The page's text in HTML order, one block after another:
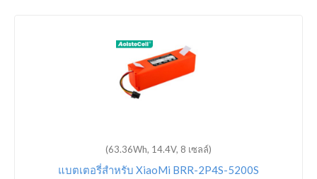
(63.36Wh, 14.4V, 8 เซลล์)
แบตเตอรี่สำหรับ XiaoMi BRR-2P4S-5200S